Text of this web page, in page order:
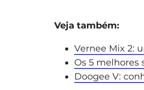
Veja também:
Vernee Mix 2:
Os 5 melhores
Doogee V: